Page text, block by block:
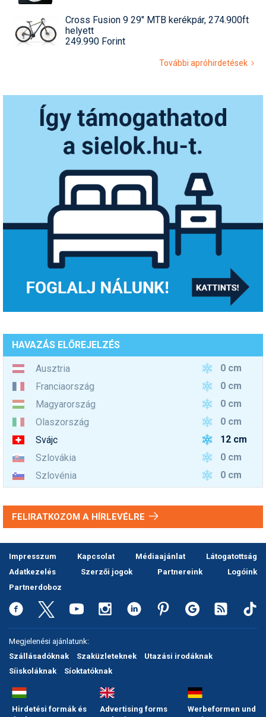
Cross Fusion 9 29" MTB kerékpár, 274.900ft
helyett
249.990 Forint
További apróhirdetések
HAVAZÁS ELŐREJELZÉS
Ausztria
0 cm
Franciaország
0 cm
Magyarország
0 cm
Olaszország
0 cm
Svájc
12 cm
Szlovákia
0 cm
Szlovénia
0 cm
FELIRATKOZOM A HÍRLEVÉLRE
Impresszum Kapcsolat Médiaajánlat
Látogatottság
Adatkezelés
Szerzői jogok Partnereink
Logóink
Partnerdoboz
Megjelenési ajánlatunk:
Szállásadóknak
Szaküzleteknek
Utazási irodáknak
Síiskoláknak
Síoktatóknak
Hirdetési formák és
Advertising forms
Werbeformen und